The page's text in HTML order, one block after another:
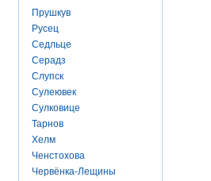
Прушкув
Русец
Седльце
Серадз
Слупск
Сулеювек
Сулковице
Тарнов
Хелм
Ченстохова
Червёнка-Лещины